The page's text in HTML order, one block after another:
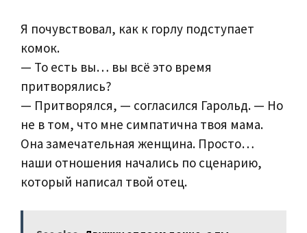
Я почувствовал, как к горлу подступает
комок.
— То есть вы… вы всё это время
притворялись?
— Притворялся, — согласился Гарольд. — Но
не в том, что мне симпатична твоя мама.
Она замечательная женщина. Просто…
наши отношения начались по сценарию,
который написал твой отец.